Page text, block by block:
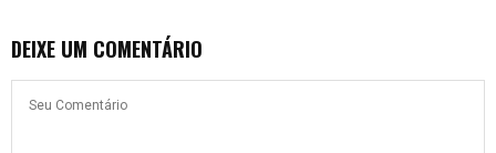
DEIXE UM COMENTÁRIO